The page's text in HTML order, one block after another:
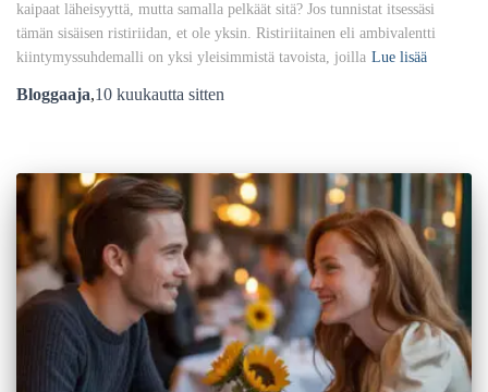
kaipaat läheisyyttä, mutta samalla pelkäät sitä? Jos tunnistat itsessäsi
tämän sisäisen ristiriidan, et ole yksin. Ristiriitainen eli ambivalentti
kiintymyssuhdemalli on yksi yleisimmistä tavoista, joilla Lue lisää
Bloggaaja,10 kuukautta sitten